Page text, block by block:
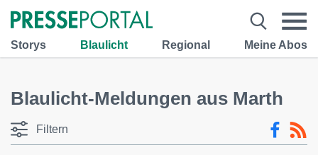
Storys Blaulicht Regional Meine Abos
Blaulicht-Meldungen aus Marth
Filtern